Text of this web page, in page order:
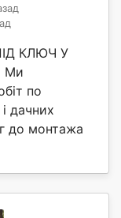
КЛЮЧ У
Ми
по
дачних
до монтажа